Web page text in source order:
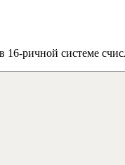
16-ричной системе